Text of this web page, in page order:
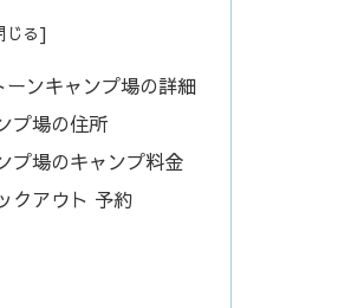
ンキャンプ場の詳細
プ場の住所
プ場のキャンプ料金
クアウト 予約